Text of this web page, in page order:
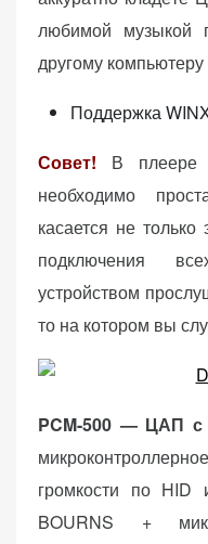
любимой музыкой
другому компьютеру
Поддержка
Совет!
В плеере
необходимо
касается не
подключения
устройством
то на котором вы
PCM-500 — ЦАП с
громкости по HID
BOURNS +